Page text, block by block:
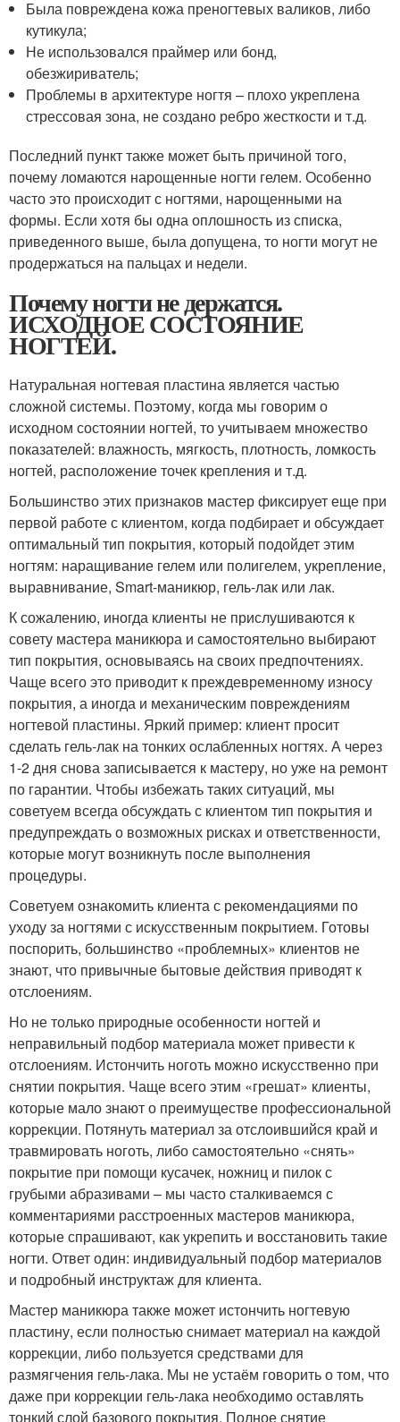
Была повреждена кожа преногтевых валиков, либо
кутикула;
Не использовался праймер или бонд,
обезжириватель;
Проблемы в архитектуре ногтя – плохо укреплена
стрессовая зона, не создано ребро жесткости и т.д.
Последний пункт также может быть причиной того,
почему ломаются нарощенные ногти гелем. Особенно
часто это происходит с ногтями, нарощенными на
формы. Если хотя бы одна оплошность из списка,
приведенного выше, была допущена, то ногти могут не
продержаться на пальцах и недели.
Почему ногти не держатся.
ИСХОДНОЕ СОСТОЯНИЕ
НОГТЕЙ.
Натуральная ногтевая пластина является частью
сложной системы. Поэтому, когда мы говорим о
исходном состоянии ногтей, то учитываем множество
показателей: влажность, мягкость, плотность, ломкость
ногтей, расположение точек крепления и т.д.
Большинство этих признаков мастер фиксирует еще при
первой работе с клиентом, когда подбирает и обсуждает
оптимальный тип покрытия, который подойдет этим
ногтям: наращивание гелем или полигелем, укрепление,
выравнивание, Smart-маникюр, гель-лак или лак.
К сожалению, иногда клиенты не прислушиваются к
совету мастера маникюра и самостоятельно выбирают
тип покрытия, основываясь на своих предпочтениях.
Чаще всего это приводит к преждевременному износу
покрытия, а иногда и механическим повреждениям
ногтевой пластины. Яркий пример: клиент просит
сделать гель-лак на тонких ослабленных ногтях. А через
1-2 дня снова записывается к мастеру, но уже на ремонт
по гарантии. Чтобы избежать таких ситуаций, мы
советуем всегда обсуждать с клиентом тип покрытия и
предупреждать о возможных рисках и ответственности,
которые могут возникнуть после выполнения
процедуры.
Советуем ознакомить клиента с рекомендациями по
уходу за ногтями с искусственным покрытием. Готовы
поспорить, большинство «проблемных» клиентов не
знают, что привычные бытовые действия приводят к
отслоениям.
Но не только природные особенности ногтей и
неправильный подбор материала может привести к
отслоениям. Истончить ноготь можно искусственно при
снятии покрытия. Чаще всего этим «грешат» клиенты,
которые мало знают о преимуществе профессиональной
коррекции. Потянуть материал за отслоившийся край и
травмировать ноготь, либо самостоятельно «снять»
покрытие при помощи кусачек, ножниц и пилок с
грубыми абразивами – мы часто сталкиваемся с
комментариями расстроенных мастеров маникюра,
которые спрашивают, как укрепить и восстановить такие
ногти. Ответ один: индивидуальный подбор материалов
и подробный инструктаж для клиента.
Мастер маникюра также может истончить ногтевую
пластину, если полностью снимает материал на каждой
коррекции, либо пользуется средствами для
размягчения гель-лака. Мы не устаём говорить о том, что
даже при коррекции гель-лака необходимо оставлять
тонкий слой базового покрытия. Полное снятие